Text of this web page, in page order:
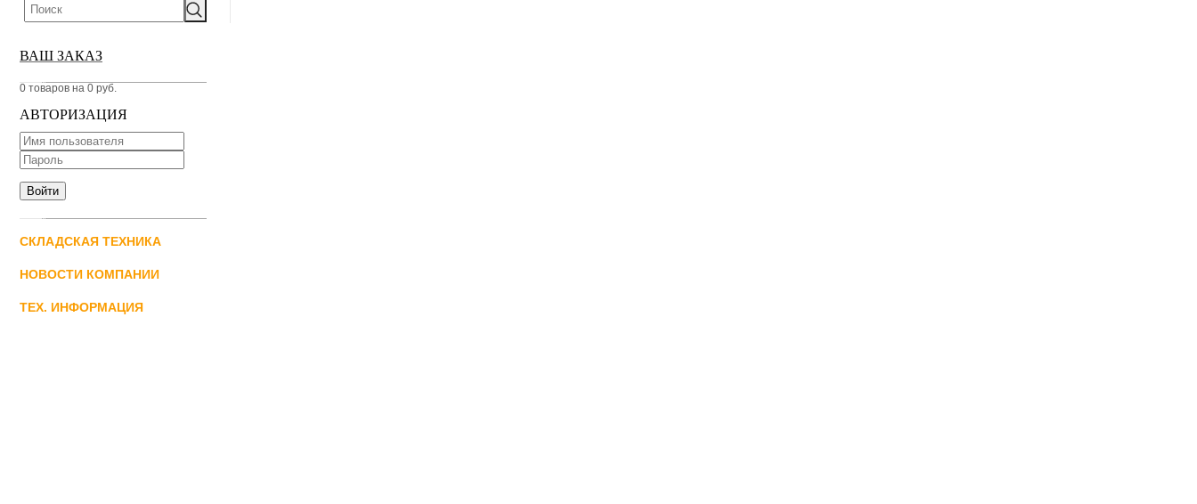
ВАШ ЗАКАЗ
0 товаров на 0 руб.
АВТОРИЗАЦИЯ
СКЛАДСКАЯ ТЕХНИКА
НОВОСТИ КОМПАНИИ
ТЕХ. ИНФОРМАЦИЯ